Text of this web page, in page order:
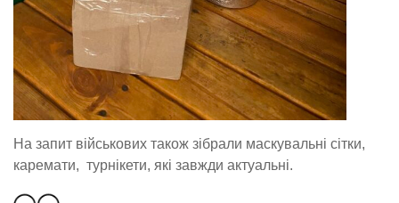
На запит військових також зібрали маскувальні сітки,
каремати, турнікети, які завжди актуальні.